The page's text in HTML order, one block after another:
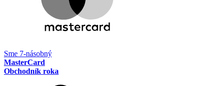
Sme 7-násobný
MasterCard
Obchodník roka